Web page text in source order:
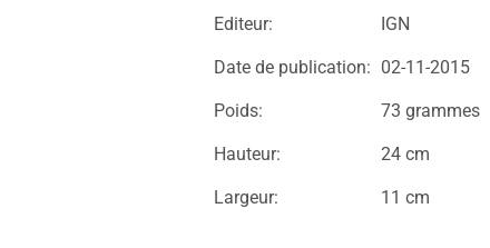
Editeur: IGN
Date de publication: 02-11-2015
Poids: 73 grammes
Hauteur: 24 cm
Largeur: 11 cm